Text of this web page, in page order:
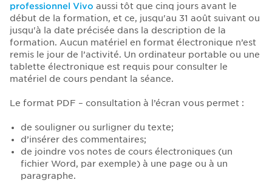
professionnel Vivo aussi tôt que cinq jours avant le
début de la formation, et ce, jusqu'au 31 août suivant ou
jusqu'à la date précisée dans la description de la
formation. Aucun matériel en format électronique n’est
remis le jour de l’activité. Un ordinateur portable ou une
tablette électronique est requis pour consulter le
matériel de cours pendant la séance.
Le format PDF – consultation à l’écran vous permet :
de souligner ou surligner du texte;
d’insérer des commentaires;
de joindre vos notes de cours électroniques (un
fichier Word, par exemple) à une page ou à un
paragraphe.